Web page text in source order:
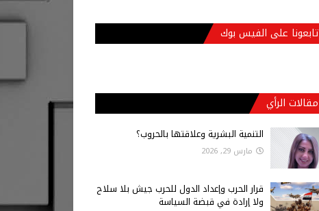
تابعونا على الفيس بوك
مقالات الرأي
التنمية البشرية وعلاقتها بالحروب؟
مارس 29, 2026
قرار الحرب وإعداد الدول للحرب جيش بلا سلاح
ولا إرادة في قبضة السياسة